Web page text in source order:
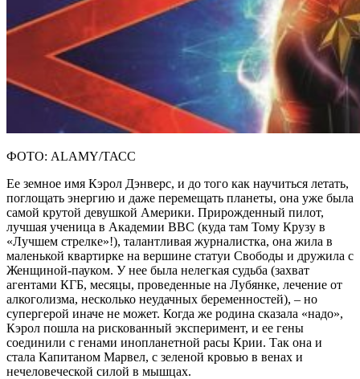
ФОТО: ALAMY/ТАСС
Ее земное имя Кэрол Дэнверс, и до того как научиться летать,
поглощать энергию и даже перемещать планеты, она уже была
самой крутой девушкой Америки. Прирожденный пилот,
лучшая ученица в Академии ВВС (куда там Тому Крузу в
«Лучшем стрелке»!), талантливая журналистка, она жила в
маленькой квартирке на вершине статуи Свободы и дружила с
Женщиной-пауком. У нее была нелегкая судьба (захват
агентами КГБ, месяцы, проведенные на Лубянке, лечение от
алкоголизма, несколько неудачных беременностей), – но
супергерой иначе не может. Когда же родина сказала «надо»,
Кэрол пошла на рискованный эксперимент, и ее гены
соединили с генами инопланетной расы Крии. Так она и
стала Капитаном Марвел, с зеленой кровью в венах и
нечеловеческой силой в мышцах.